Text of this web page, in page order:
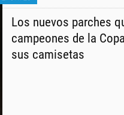
Los nuevos parches
campeones de la
sus camisetas